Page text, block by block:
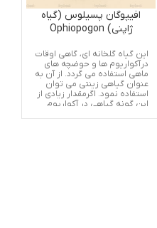
افیپوگان پسیلوس (گیاه
ژاپنی) Ophiopogon
این گیاه گلخانه ای، گاهی اوقات
درآکواریوم ها و حوضچه های
ماهی استفاده می گردد. از آن به
عنوان گیاهی زینتی می توان
استفاده نمود. اگرمقدار زیادی از
این گونه گیاهی در آکواریوم